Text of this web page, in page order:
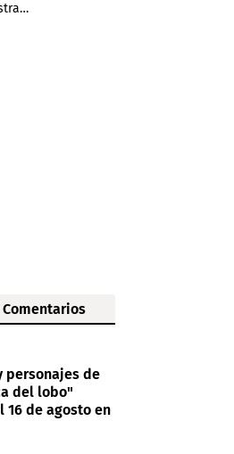
Comentarios
personajes de
del lobo"
16 de agosto en